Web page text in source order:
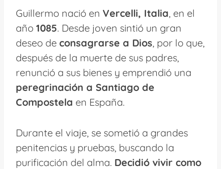
Guillermo nació en Vercelli, Italia, en el
año 1085. Desde joven sintió un gran
deseo de consagrarse a Dios, por lo que,
después de la muerte de sus padres,
renunció a sus bienes y emprendió una
peregrinación a Santiago de
Compostela en España.
Durante el viaje, se sometió a grandes
penitencias y pruebas, buscando la
purificación del alma. Decidió vivir como